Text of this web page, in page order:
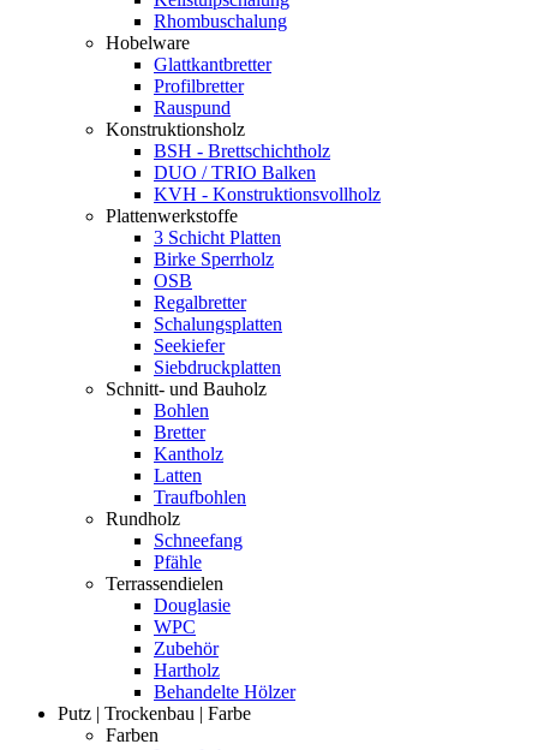
Rhombuschalung
Hobelware
Glattkantbretter
Profilbretter
Rauspund
Konstruktionsholz
BSH - Brettschichtholz
DUO / TRIO Balken
KVH - Konstruktionsvollholz
Plattenwerkstoffe
3 Schicht Platten
Birke Sperrholz
OSB
Regalbretter
Schalungsplatten
Seekiefer
Siebdruckplatten
Schnitt- und Bauholz
Bohlen
Bretter
Kantholz
Latten
Traufbohlen
Rundholz
Schneefang
Pfähle
Terrassendielen
Douglasie
WPC
Zubehör
Hartholz
Behandelte Hölzer
Putz | Trockenbau | Farbe
Farben